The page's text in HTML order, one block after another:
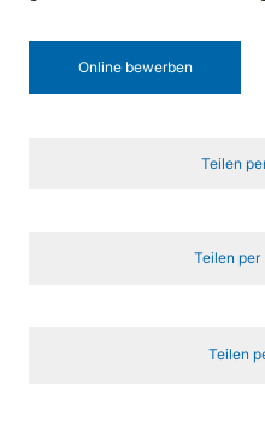
Online bewerben
Teilen
Teilen per
Teilen